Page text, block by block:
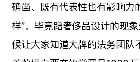
确凿、既有代表性也有影响力
样”。毕竟蹭奢侈品设计的现
候让大家知道大牌的法务团队